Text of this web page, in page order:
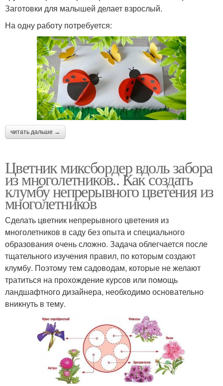
Заготовки для малышей делает взрослый.
На одну работу потребуется:
читать дальше →
Цветник миксбордер вдоль забора
из многолетников.. Как создать
клумбу непрерывного цветения из
многолетников
Сделать цветник непрерывного цветения из
многолетников в саду без опыта и специального
образования очень сложно. Задача облегчается после
тщательного изучения правил, по которым создают
клумбу. Поэтому тем садоводам, которые не желают
тратиться на прохождение курсов или помощь
ландшафтного дизайнера, необходимо основательно
вникнуть в тему.